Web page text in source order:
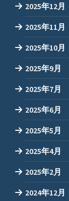
2025年12月
2025年11月
2025年10月
2025年9月
2025年7月
2025年6月
2025年5月
2025年4月
2025年2月
2024年12月